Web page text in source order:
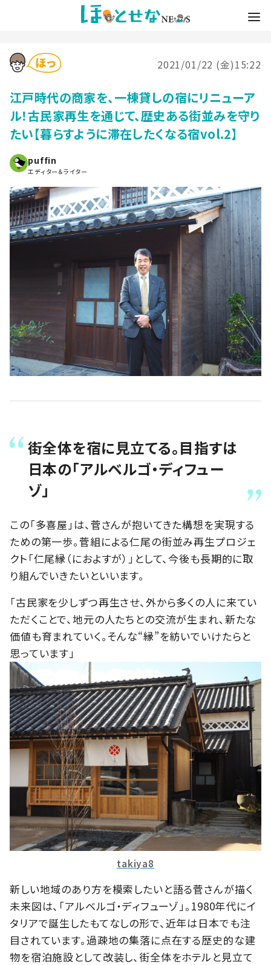
2021/01/22 (金)15:22
江戸時代の商家を、一棟貸しの宿にリニューア
ル！古民家再生を通じて、歴史ある街並みを守り
たい【暮らすように滞在したくなる宿vol.2】
puffin
エディター＆ライター
街全体を宿に見立てる。目指すは
日本の「アルベルゴ・ディフュー
ゾ」
この「多喜屋」は、菅さんが抱いてきた構想を実現する
ための第一歩。菅組による仁尾の街並み再生プロジェ
クト「仁尾縁（におよすが）」として、今後も長期的に取
り組んでいきたいといいます。
「古民家を少しずつ再生させ、外から多くの人に来てい
ただくことで、地元の人たちとの交流が生まれ､新たな
価値も育まれていく。そんな“縁”を紡いでいけたらと
思っています」
takiya8
新しい地域のあり方を模索したいと語る菅さんが描く
未来図は、「アルベルゴ・ディフューゾ」。1980年代にイ
タリアで誕生したもてなしの形で、近年は日本でも注
目されています。過疎地の集落に点在する歴史的な建
物を宿泊施設として改装し、街全体をホテルと見立て